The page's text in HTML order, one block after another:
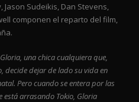
Sudeikis, Dan Stevens,
componen el reparto del film,
una chica cualquiera que,
decide dejar de lado su vida en
Pero cuando se entera por las
está arrasando Tokio, Gloria